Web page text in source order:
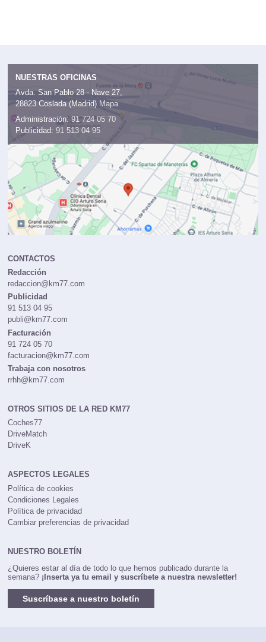
NUESTRAS OFICINAS
Avda. San Pablo 28 - Nave 27,
28823 Coslada (Madrid) Mapa
Administración: 91 724 05 70
Publicidad: 91 513 04 95
CONTACTOS
Redacción
redaccion@km77.com
Publicidad
91 513 04 95
publi@km77.com
Facturación
91 724 05 70
facturacion@km77.com
Trabaja con nosotros
rrhh@km77.com
OTROS SITIOS DE LA RED KM77
Coches77
DriveMatch
DriveK
ASPECTOS LEGALES
Política de cookies
Condiciones Legales
Política de privacidad
Cambiar preferencias de privacidad
NUESTRO BOLETÍN
¿Quieres estar al día de todo lo que hemos publicado durante la
semana? ¡Inserta ya tu email y suscríbete a nuestra newsletter!
Suscríbase a nuestro boletín